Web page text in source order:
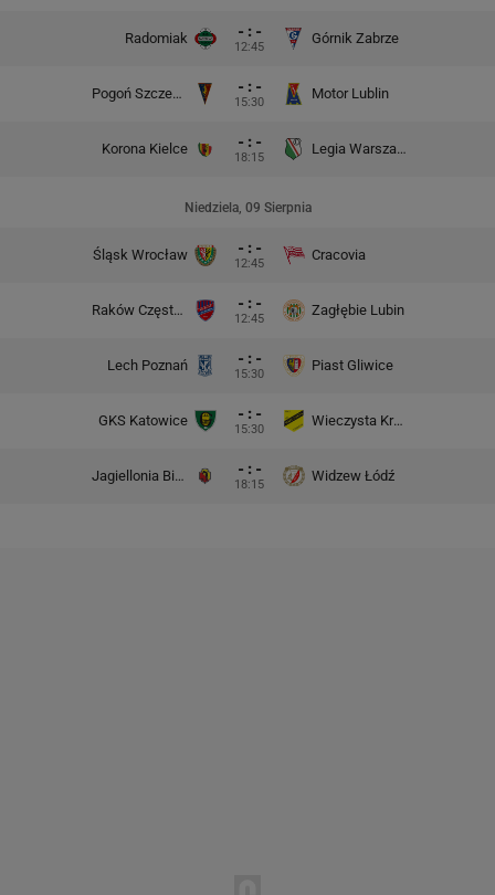
Radomiak - : -
12:45
Górnik Zabrze
Pogoń Szczecin - : -
15:30
Motor Lublin
Korona Kielce - : -
18:15
Legia Warszawa
Niedziela, 09 Sierpnia
Śląsk Wrocław - : -
12:45
Cracovia
Raków Częstochowa - : -
12:45
Zagłębie Lubin
Lech Poznań - : -
15:30
Piast Gliwice
GKS Katowice - : -
15:30
Wieczysta Kraków
Jagiellonia Białystok - : -
18:15
Widzew Łódź